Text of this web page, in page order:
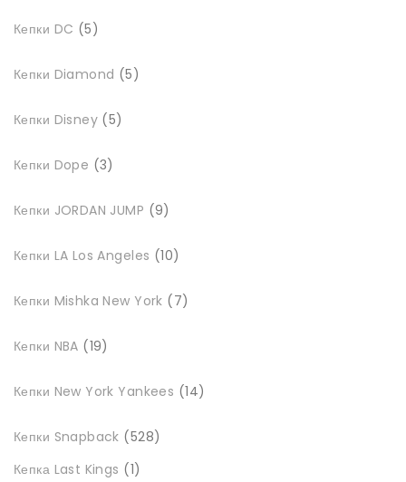
Кепки DC 5товарів
Кепки Diamond 5товарів
Кепки Disney 5товарів
Кепки Dope 3товари
Кепки JORDAN JUMP 9товарів
Кепки LA Los Angeles 10товарів
Кепки Mishka New York 7товарів
Кепки NBA 19товарів
Кепки New York Yankees 14товарів
Кепки Snapback 528товарів
Кепка Last Kings
11